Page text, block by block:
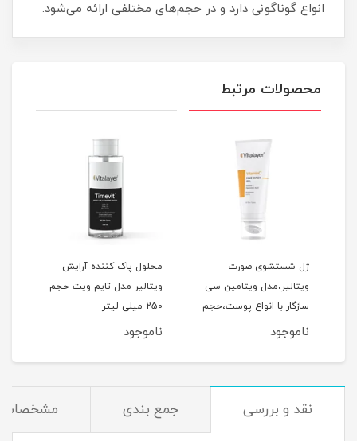
انواع گوناگونی دارد و در حجم‌های مختلفی ارائه می‌شود.
محصولات مرتبط
ژل شستشوی صورت
ویتالیر،مدل ویتامین سی
سازگار با انواع پوست،حجم
200 میلی‌لیتر
ناموجود
محلول پاک کننده آرایش
ویتالیر مدل تایم ویت حجم
250 میلی لیتر
ناموجود
نقد و بررسی جمع بندی مشخصات